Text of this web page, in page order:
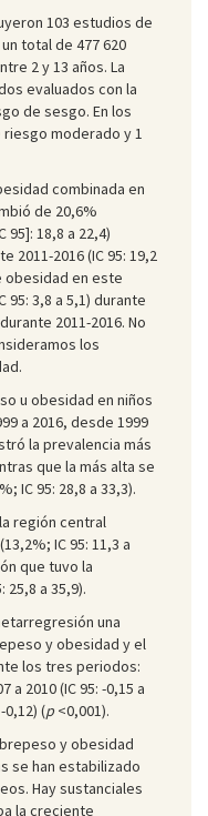
103 estudios de
total de 477 620
2 y 13 años. La
evaluados con la
de sesgo. En los
moderado y 1
combinada en
de 20,6%
18,8 a 22,4)
2011-2016 (IC 95: 19,2
obesidad en este
95: 3,8 a 5,1) durante
2011-2016. No
los
u obesidad en niños
a 2016, desde 1999
la prevalencia más
que la más alta se
IC 95: 28,8 a 33,3).
región central
IC 95: 11,3 a
que tuvo la
25,8 a 35,9).
una
y obesidad y el
los tres periodos:
a 2010 (IC 95: -0,15 a
0,12) (p <0,001).
y obesidad
se han estabilizado
Hay sustanciales
la creciente